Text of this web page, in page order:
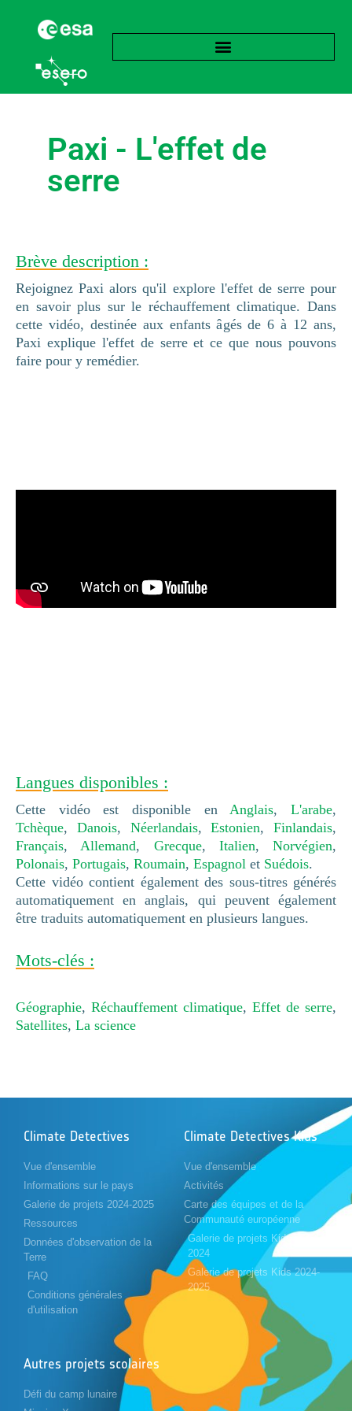
Paxi - L'effet de
serre
Brève description :
Rejoignez Paxi alors qu'il explore l'effet de serre pour
en savoir plus sur le réchauffement climatique. Dans
cette vidéo, destinée aux enfants âgés de 6 à 12 ans,
Paxi explique l'effet de serre et ce que nous pouvons
faire pour y remédier.
Langues disponibles :
Cette vidéo est disponible en Anglais,L'arabe,
Tchèque, Danois, Néerlandais,Estonien, Finlandais,
Français, Allemand, Grecque, Italien, Norvégien,
Polonais, Portugais, Roumain, Espagnol et Suédois.
Cette vidéo contient également des sous-titres générés
automatiquement en anglais, qui peuvent également
être traduits automatiquement en plusieurs langues.
Mots-clés :
Géographie, Réchauffement climatique, Effet de serre,
Satellites, La science
Climate Detectives
Vue d'ensemble
Informations sur le pays
Galerie de projets 2024-2025
Ressources
Données d'observation de la
Terre
FAQ
Conditions générales
d'utilisation
Climate Detectives Kids
Vue d'ensemble
Activités
Carte des équipes et de la
Communauté européenne
Galerie de projets Kids 2023-
2024
Galerie de projets Kids 2024-
2025
Autres projets scolaires
Défi du camp lunaire